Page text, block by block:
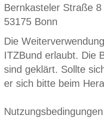
Bernkasteler Straße 8
53175 Bonn
Die
ITZBund erlaubt. Die
sind geklärt. Sollte
er sich bitte beim